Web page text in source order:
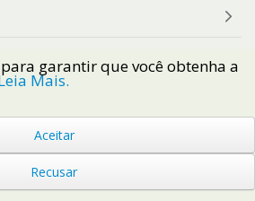
garantir que você obtenha a
Mais.
Aceitar
Recusar